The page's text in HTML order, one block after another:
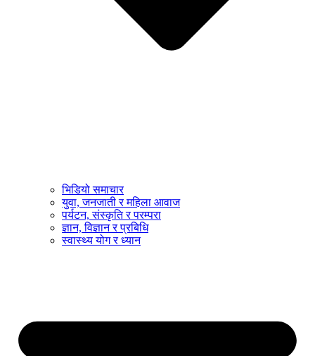
भिडियो समाचार
युवा, जनजाती र महिला आवाज
पर्यटन, संस्कृति र परम्परा
ज्ञान, विज्ञान र प्रबिधि
स्वास्थ्य योग र ध्यान